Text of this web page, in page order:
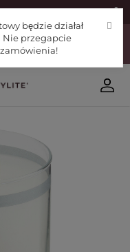
działał tylko do 30
szansy na złożenie
będzie działał
Nie przegapcie